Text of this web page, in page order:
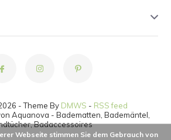
- Theme By DMWS - RSS feed
Aquanova - Badematten, Bademäntel,
Badaccessoires
Webseite stimmen Sie dem Gebrauch von